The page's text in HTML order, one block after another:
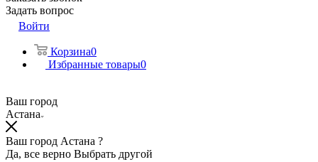
Задать вопрос
Войти
Корзина0
Избранные товары0
Ваш город
Астана
Ваш город Астана ?
Да, все верно Выбрать другой